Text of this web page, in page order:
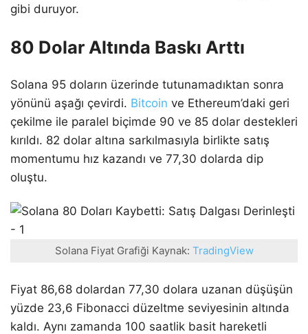
gibi duruyor.
80 Dolar Altında Baskı Arttı
Solana 95 doların üzerinde tutunamadıktan sonra
yönünü aşağı çevirdi. Bitcoin ve Ethereum’daki geri
çekilme ile paralel biçimde 90 ve 85 dolar destekleri
kırıldı. 82 dolar altına sarkılmasıyla birlikte satış
momentumu hız kazandı ve 77,30 dolarda dip
oluştu.
Solana Fiyat Grafiği Kaynak: TradingView
Fiyat 86,68 dolardan 77,30 dolara uzanan düşüşün
yüzde 23,6 Fibonacci düzeltme seviyesinin altında
kaldı. Aynı zamanda 100 saatlik basit hareketli